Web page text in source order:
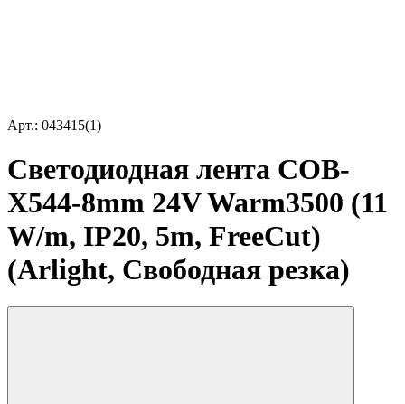
Арт.: 043415(1)
Светодиодная лента COB-
X544-8mm 24V Warm3500 (11
W/m, IP20, 5m, FreeСut)
(Arlight, Свободная резка)